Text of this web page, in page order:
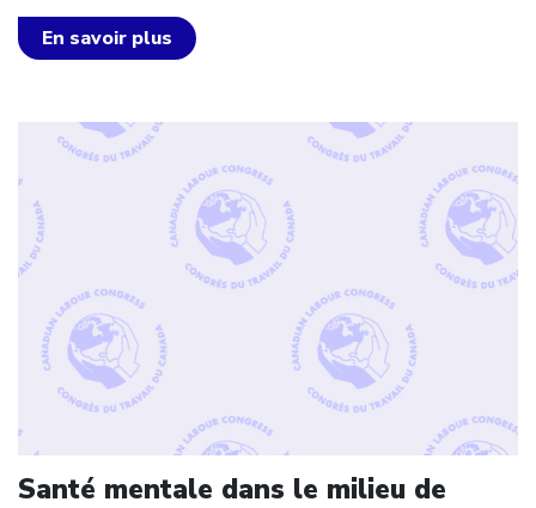
En savoir plus
Santé mentale dans le milieu de
Click to open the link